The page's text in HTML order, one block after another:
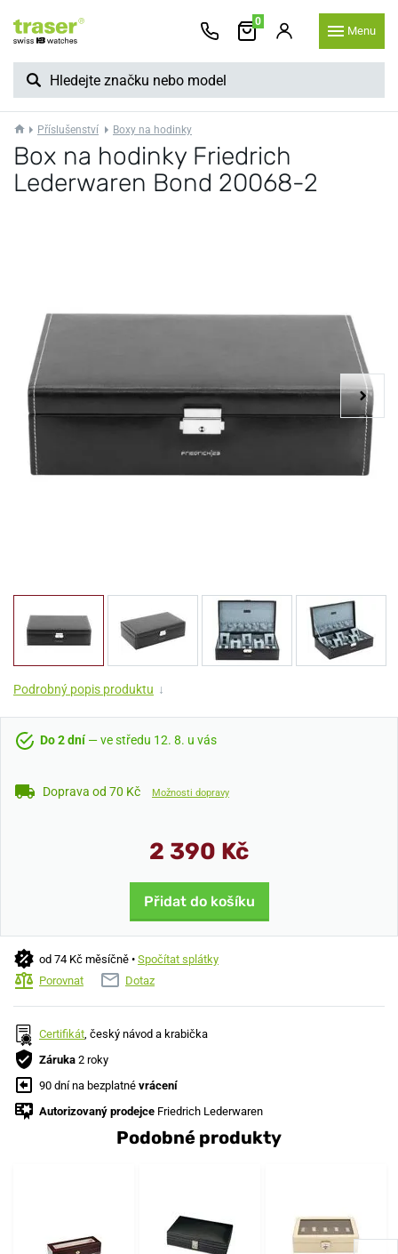
0
Menu
Příslušenství Boxy na hodinky
Box na hodinky Friedrich
Lederwaren Bond 20068-2
Podrobný popis produktu ↓
Do 2 dní— ve středu 12. 8. u vás
Doprava od 70 Kč Možnosti dopravy
2 390 Kč
Přidat do košíku
od 74 Kč měsíčně • Spočítat splátky
Porovnat
Dotaz
Certifikát, český návod a krabička
Záruka 2 roky
90 dní na bezplatné vrácení
Autorizovaný prodejce Friedrich Lederwaren
Podobné produkty